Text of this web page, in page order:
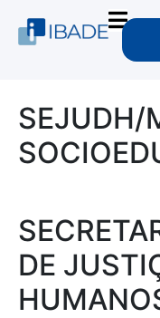
SEJUDH/
DE